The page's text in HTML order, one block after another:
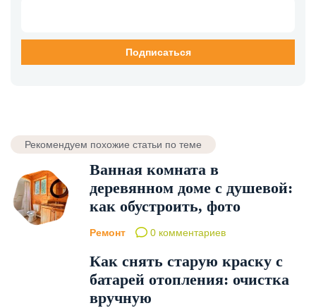
Рекомендуем похожие статьи по теме
Ванная комната в
деревянном доме с душевой:
как обустроить, фото
Ремонт 0 комментариев
Как снять старую краску с
батарей отопления: очистка
вручную